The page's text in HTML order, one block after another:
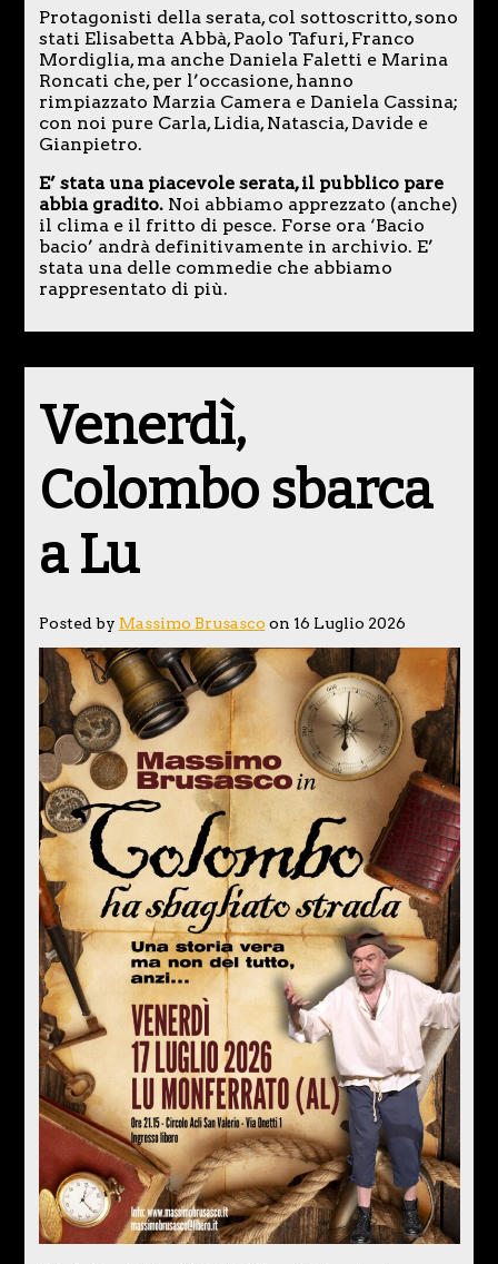
Protagonisti della serata, col sottoscritto, sono
stati Elisabetta Abbà, Paolo Tafuri, Franco
Mordiglia, ma anche Daniela Faletti e Marina
Roncati che, per l’occasione, hanno
rimpiazzato Marzia Camera e Daniela Cassina;
con noi pure Carla, Lidia, Natascia, Davide e
Gianpietro.
E’ stata una piacevole serata, il pubblico pare
abbia gradito.Noi abbiamo apprezzato (anche)
il clima e il fritto di pesce. Forse ora ‘Bacio
bacio’ andrà definitivamente in archivio. E’
stata una delle commedie che abbiamo
rappresentato di più.
Venerdì,
Colombo sbarca
a Lu
Posted by Massimo Brusasco on 16 Luglio 2026